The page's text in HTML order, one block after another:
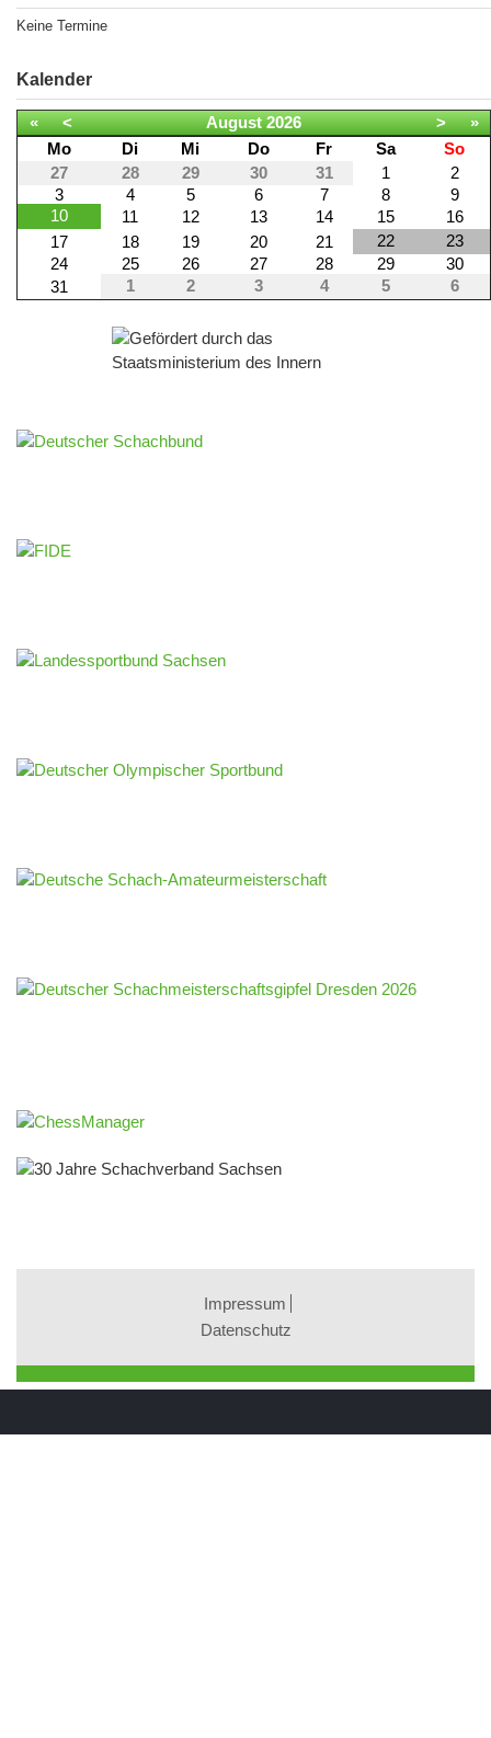
Keine Termine
Kalender
« < August 2026 >
»
Mo
Di Mi Do Fr Sa
So
27
28 29 30 31 1
2
3
4 5 6 7 8
9
10
11 12 13 14 15
16
17
18 19 20 21 22
23
24
25 26 27 28 29
30
31
1 2 3 4 5 6
Impressum
Datenschutz